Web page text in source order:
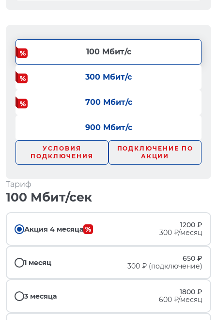
100 Мбит/с
300 Мбит/с
700 Мбит/с
900 Мбит/с
УСЛОВИЯ
ПОДКЛЮЧЕНИЯ
ПОДКЛЮЧЕНИЕ ПО
АКЦИИ
Тариф
100 Мбит/сек
Акция 4 месяца
1200 ₽
300 ₽/месяц
1 месяц
650 ₽
300 ₽ (подключение)
3 месяца
1800 ₽
600 ₽/месяц